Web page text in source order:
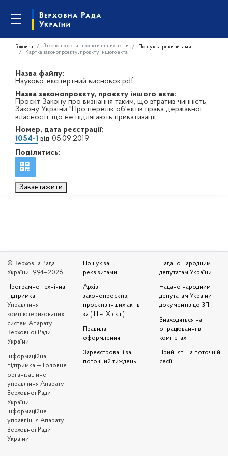
Головна Законопроєкти, проєкти інших актів
Пошук за реквізитами
Картка законопроєкту, проєкту іншого акта
Назва файлу:
Науково-експертний висновок.pdf
Назва законопроєкту, проєкту іншого акта:
Проєкт Закону про визнання таким, що втратив чинність,
Закону України "Про перелік об'єктів права державної
власності, що не підлягають приватизації
Номер, дата реєстрації:
1054-1 від 05.09.2019
Поділитись:
Завантажити
© Верховна Рада
України 1994—2026
Програмно-технічна
підтримка —
Управління
комп'ютеризованих
систем Апарату
Верховної Ради
України
Iнформаційна
підтримка — Головне
організаційне
управління Апарату
Верховної Ради
України,
Інформаційне
управління Апарату
Верховної Ради
України
Пошук за
реквізитами
Архів
законопроєктів,
проєктів інших актів
за ( III – IX скл.)
Правила
оформлення
Зареєстровані за
поточний тиждень
Надано народним
депутатам України
Надано народним
депутатам України
документів до ЗП
Знаходяться на
опрацюванні в
комітетах
Прийняті на поточній
сесії